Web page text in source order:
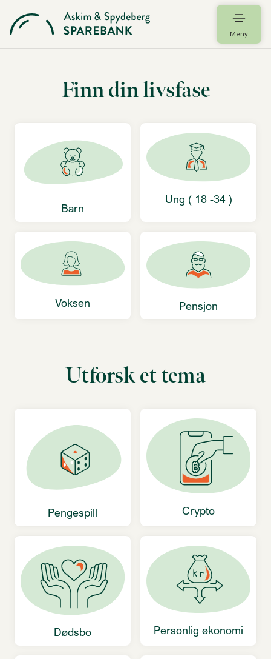
Meny
Finn din livsfase
Barn
Ung ( 18 -34 )
Voksen Pensjon
Utforsk et tema
Pengespill Crypto
Dødsbo Personlig økonomi